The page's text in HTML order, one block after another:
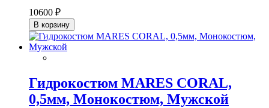
10600 ₽
В корзину
Гидрокостюм MARES CORAL,
0,5мм, Монокостюм, Мужской